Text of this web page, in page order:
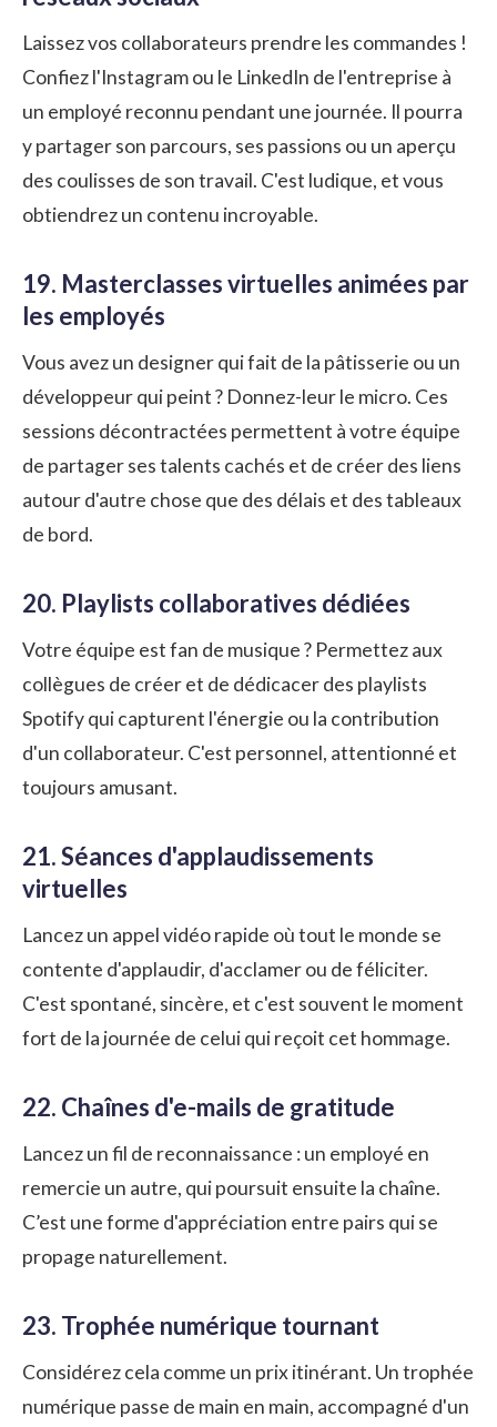
Laissez vos collaborateurs prendre les commandes !
Confiez l'Instagram ou le LinkedIn de l'entreprise à
un employé reconnu pendant une journée. Il pourra
y partager son parcours, ses passions ou un aperçu
des coulisses de son travail. C'est ludique, et vous
obtiendrez un contenu incroyable.
19. Masterclasses virtuelles animées par
les employés
Vous avez un designer qui fait de la pâtisserie ou un
développeur qui peint ? Donnez-leur le micro. Ces
sessions décontractées permettent à votre équipe
de partager ses talents cachés et de créer des liens
autour d'autre chose que des délais et des tableaux
de bord.
20. Playlists collaboratives dédiées
Votre équipe est fan de musique ? Permettez aux
collègues de créer et de dédicacer des playlists
Spotify qui capturent l'énergie ou la contribution
d'un collaborateur. C'est personnel, attentionné et
toujours amusant.
21. Séances d'applaudissements
virtuelles
Lancez un appel vidéo rapide où tout le monde se
contente d'applaudir, d'acclamer ou de féliciter.
C'est spontané, sincère, et c'est souvent le moment
fort de la journée de celui qui reçoit cet hommage.
22. Chaînes d'e-mails de gratitude
Lancez un fil de reconnaissance : un employé en
remercie un autre, qui poursuit ensuite la chaîne.
C’est une forme d'appréciation entre pairs qui se
propage naturellement.
23. Trophée numérique tournant
Considérez cela comme un prix itinérant. Un trophée
numérique passe de main en main, accompagné d'un